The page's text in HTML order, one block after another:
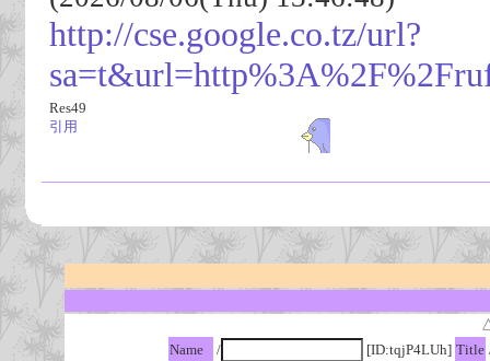
http://cse.google.co.tz/url?
Res49
引用
Name
/ [ID:tqjP4LUh] Title